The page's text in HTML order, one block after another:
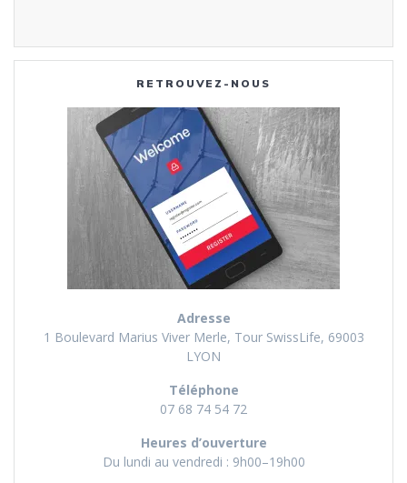
RETROUVEZ-NOUS
Adresse
1 Boulevard Marius Viver Merle, Tour SwissLife, 69003
LYON
Téléphone
07 68 74 54 72
Heures d’ouverture
Du lundi au vendredi : 9h00–19h00